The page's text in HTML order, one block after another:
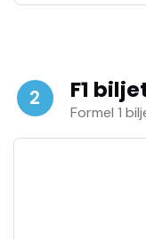
2 F1
Formel 1